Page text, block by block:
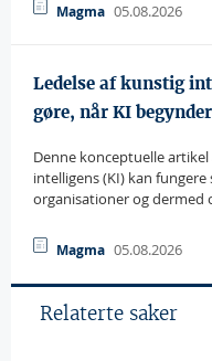
Magma 05.08.2026
Ledelse af kunstig
gøre, når KI
Denne konceptuelle
intelligens (KI) kan
organisationer og dermed
Magma 05.08.2026
Relaterte saker